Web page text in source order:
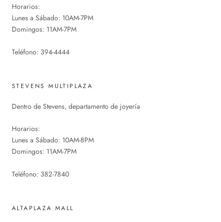
Horarios:
Lunes a Sábado: 10AM-7PM
Domingos: 11AM-7PM
Teléfono: 394-4444
STEVENS MULTIPLAZA
Dentro de Stevens, departamento de joyería
Horarios:
Lunes a Sábado: 10AM-8PM
Domingos: 11AM-7PM
Teléfono: 382-7840
ALTAPLAZA MALL